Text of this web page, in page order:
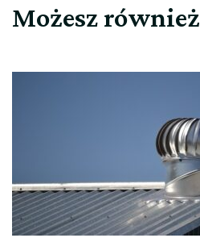
Możesz